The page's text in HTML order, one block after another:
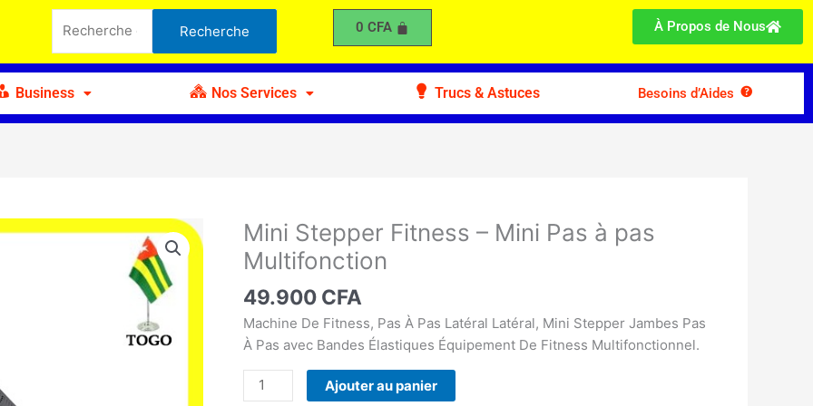
pour :
Recherche 0 CFA À Propos de Nous
Business Nos Services Trucs & Astuces Besoins d’Aides
Mini Stepper Fitness – Mini Pas à pas
Multifonction
49.900 CFA
Machine De Fitness, Pas À Pas Latéral Latéral, Mini Stepper Jambes Pas
À Pas avec Bandes Élastiques Équipement De Fitness Multifonctionnel.
quantité
de
Mini
Stepper
Fitness
-
Pas
à
Ajouter au panier
Mini
Pas
à